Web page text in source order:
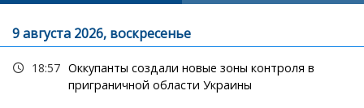
9 августа 2026, воскресенье
18:57 Оккупанты создали новые зоны контроля в
приграничной области Украины